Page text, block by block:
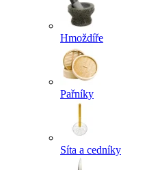
Hmoždíře
Pařníky
Síta a cedníky